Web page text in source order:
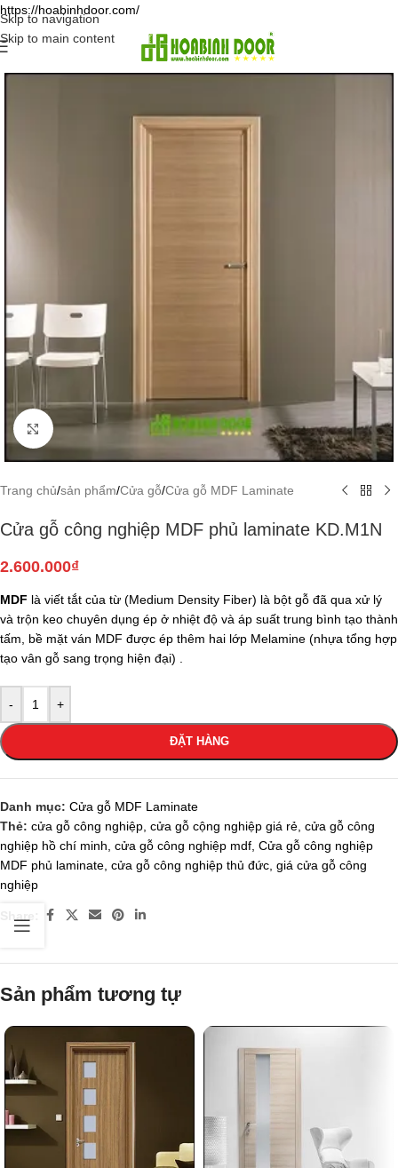
https://hoabinhdoor.com/
Skip to navigation
Skip to main content
Click to enlarge
Trang chủ/sản phẩm/Cửa gỗ/Cửa gỗ MDF Laminate
Cửa gỗ công nghiệp MDF phủ laminate KD.M1N
2.600.000₫
MDF là viết tắt của từ (Medium Density Fiber) là bột gỗ đã qua xử lý
và trộn keo chuyên dụng ép ở nhiệt độ và áp suất trung bình tạo thành
tấm, bề mặt ván MDF được ép thêm hai lớp Melamine (nhựa tổng hợp
tạo vân gỗ sang trọng hiện đại) .
- +
ĐẶT HÀNG
Danh mục: Cửa gỗ MDF Laminate
Thẻ: cửa gỗ công nghiệp cửa gỗ cộng nghiệp giá rẻ cửa gỗ công
nghiệp hồ chí minh cửa gỗ công nghiệp mdf Cửa gỗ công nghiệp
MDF phủ laminate cửa gỗ công nghiệp thủ đức giá cửa gỗ công
nghiệp
Sản phẩm tương tự